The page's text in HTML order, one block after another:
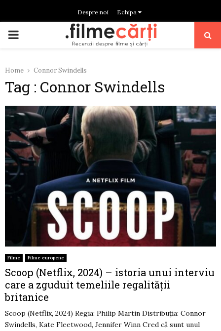
Despre noi Echipa
PRIMARY
Home Connor Swindells
Tag : Connor Swindells
Filme Filme europene
Scoop (Netflix, 2024) – istoria unui interviu
care a zguduit temeliile regalității
britanice
Scoop (Netflix, 2024) Regia: Philip Martin Distribuția: Connor
Swindells, Kate Fleetwood, Jennifer Winn Cred că sunt unul